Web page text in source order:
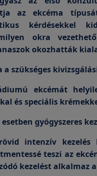
az ekcéma
kérdésekkel
okra
okozhatták
a szükséges
ekcémát
és speciális
gyógyszeres
intenzív kezelés
teszi az
kezelést alkalmaz